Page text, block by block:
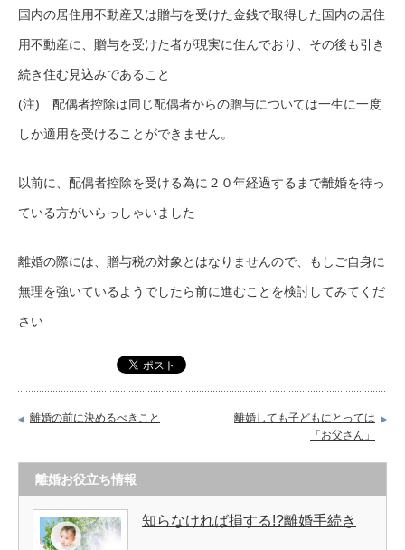
国内の居住用不動産又は贈与を受けた金銭で取得した国内の居住
用不動産に、贈与を受けた者が現実に住んでおり、その後も引き
続き住む見込みであること
(注) 配偶者控除は同じ配偶者からの贈与については一生に一度
しか適用を受けることができません。
以前に、配偶者控除を受ける為に２０年経過するまで離婚を待っ
ている方がいらっしゃいました
離婚の際には、贈与税の対象とはなりませんので、もしご自身に
無理を強いているようでしたら前に進むことを検討してみてくだ
さい
離婚の前に決めるべきこと
離婚しても子どもにとっては
「お父さん」
離婚お役立ち情報
知らなければ損する!?離婚手続き